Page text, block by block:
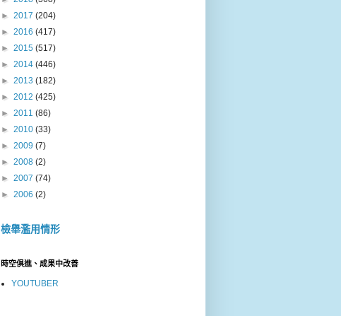
► 2017 (204)
► 2016 (417)
► 2015 (517)
► 2014 (446)
► 2013 (182)
► 2012 (425)
► 2011 (86)
► 2010 (33)
► 2009 (7)
► 2008 (2)
► 2007 (74)
► 2006 (2)
檢舉濫用情形
時空俱進、成果中改善
YOUTUBER